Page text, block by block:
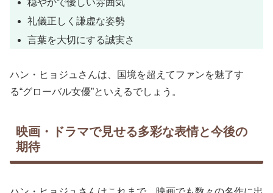
礼儀正しく謙虚な姿勢
言葉を大切にする誠実さ
ハン・ヒョジュさんは、国境を超えてファンを魅了す
る“グローバル女優”といえるでしょう。
映画・ドラマで見せる多彩な表情と今後の
期待